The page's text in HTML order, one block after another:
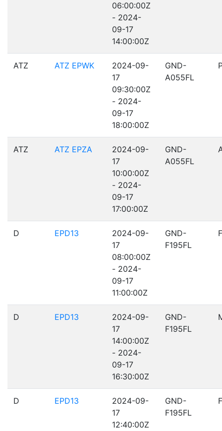
06:00:00Z
- 2024-
09-17
14:00:00Z
ATZ ATZ EPWK
2024-09-
17
09:30:00Z
- 2024-
09-17
18:00:00Z
GND-
A055FL
ATZ ATZ EPZA
2024-09-
17
10:00:00Z
- 2024-
09-17
17:00:00Z
GND-
A055FL
D EPD13
2024-09-
17
08:00:00Z
- 2024-
09-17
11:00:00Z
GND-
F195FL
D EPD13
2024-09-
17
14:00:00Z
- 2024-
09-17
16:30:00Z
GND-
F195FL
D EPD13
2024-09-
17
12:40:00Z
GND-
F195FL